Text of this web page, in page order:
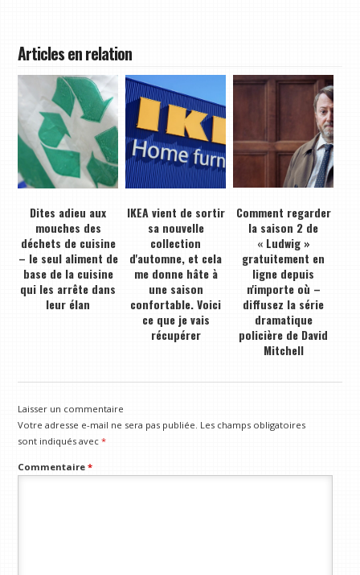
Articles en relation
Dites adieu aux
mouches des
déchets de cuisine
– le seul aliment de
base de la cuisine
qui les arrête dans
leur élan
IKEA vient de sortir
sa nouvelle
collection
d'automne, et cela
me donne hâte à
une saison
confortable. Voici
ce que je vais
récupérer
Comment regarder
la saison 2 de
« Ludwig »
gratuitement en
ligne depuis
n'importe où –
diffusez la série
dramatique
policière de David
Mitchell
Laisser un commentaire
Votre adresse e-mail ne sera pas publiée. Les champs obligatoires
sont indiqués avec*
Commentaire*